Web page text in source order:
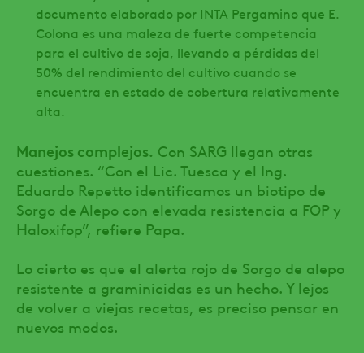
documento elaborado por INTA Pergamino que E.
Colona es una maleza de fuerte competencia
para el cultivo de soja, llevando a pérdidas del
50% del rendimiento del cultivo cuando se
encuentra en estado de cobertura relativamente
alta.
Manejos complejos. Con SARG llegan otras
cuestiones. “Con el Lic. Tuesca y el Ing.
Eduardo Repetto identificamos un biotipo de
Sorgo de Alepo con elevada resistencia a FOP y
Haloxifop”, refiere Papa.
Lo cierto es que el alerta rojo de Sorgo de alepo
resistente a graminicidas es un hecho. Y lejos
de volver a viejas recetas, es preciso pensar en
nuevos modos.